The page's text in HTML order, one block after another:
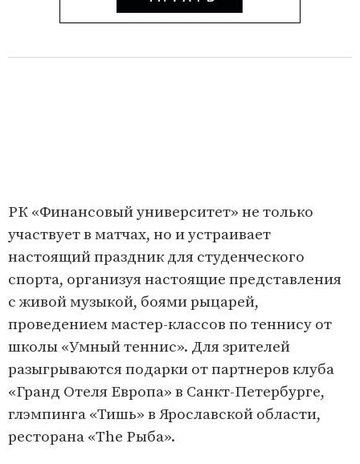
РК «Финансовый университет» не только
участвует в матчах, но и устраивает
настоящий праздник для студенческого
спорта, организуя настоящие представления
с живой музыкой, боями рыцарей,
проведением мастер-классов по теннису от
школы «Умный теннис». Для зрителей
разыгрываются подарки от партнеров клуба
«Гранд Отеля Европа» в Санкт-Петербурге,
глэмпинга «Тишь» в Ярославской области,
ресторана «The Рыба».